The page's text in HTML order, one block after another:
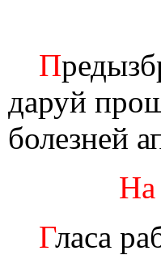
П
даруй
болезней
На
Гласа